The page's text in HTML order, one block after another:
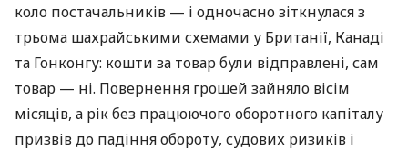
коло постачальників — і одночасно зіткнулася з
трьома шахрайськими схемами у Британії, Канаді
та Гонконгу: кошти за товар були відправлені, сам
товар — ні. Повернення грошей зайняло вісім
місяців, а рік без працюючого оборотного капіталу
призвів до падіння обороту, судових ризиків і